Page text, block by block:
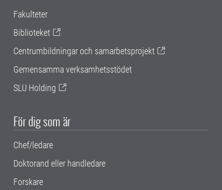
Fakulteter
Biblioteket
Centrumbildningar och samarbetsprojekt
Gemensamma verksamhetsstödet
SLU Holding
För dig som är
Chef/ledare
Doktorand eller handledare
Forskare